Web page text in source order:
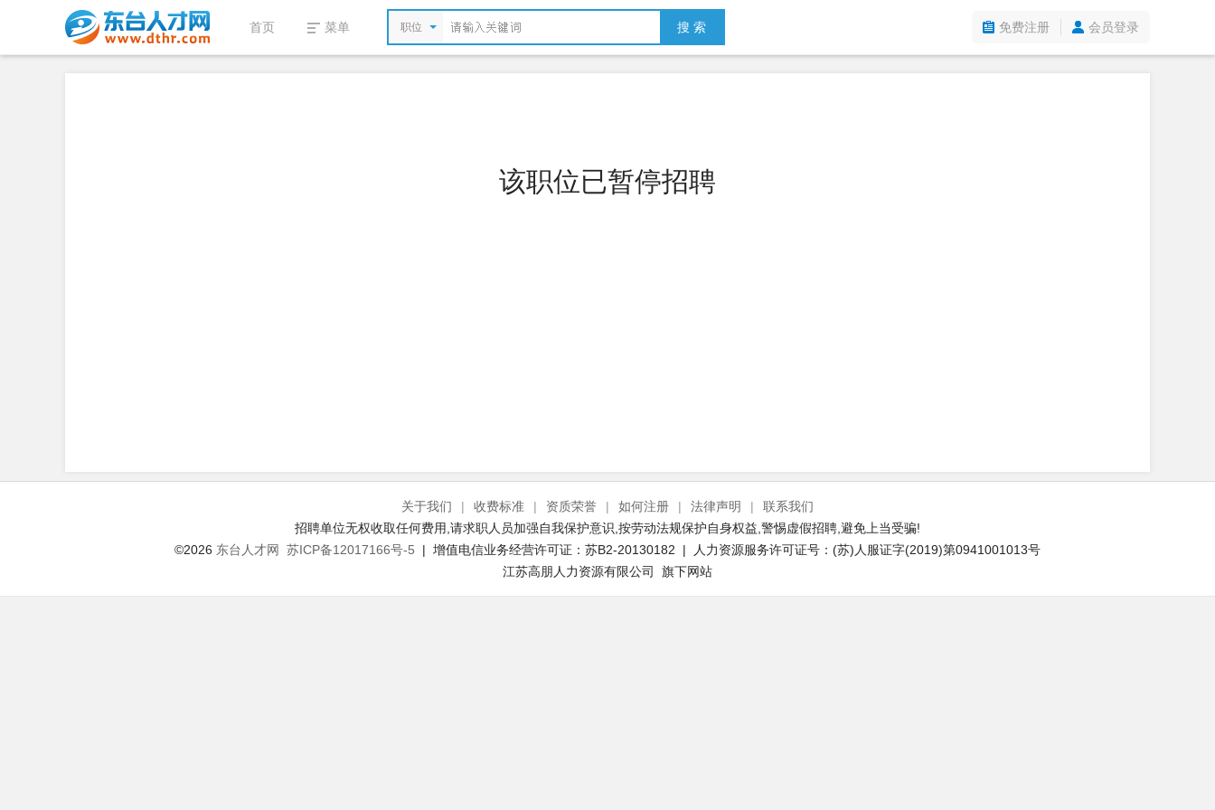
首页 菜单 职位 搜 索 免费注册 会员登录
该职位已暂停招聘
关于我们 | 收费标准 | 资质荣誉 | 如何注册 | 法律声明 |
联系我们
招聘单位无权收取任何费用,请求职人员加强自我保护意识,按劳动法规保护自身权益,警惕虚假招聘,避免上当受骗!
©2026 东台人才网 苏ICP备12017166号-5 | 增值电信业务经营许可证：苏B2-20130182 | 人力资源服务许可证号：(苏)人服证字(2019)第0941001013号
江苏高朋人力资源有限公司 旗下网站